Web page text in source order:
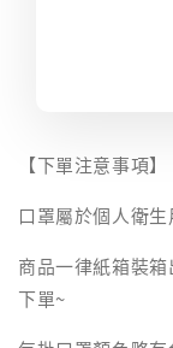
【下單注意事項】
口罩屬於個人衛
商品一律紙箱裝
下單~